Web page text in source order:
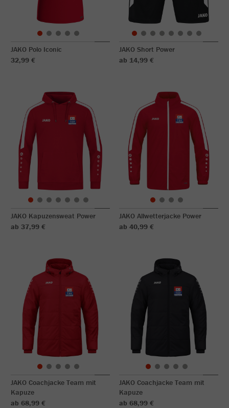
JAKO Polo Iconic
32,99 €
JAKO Short Power
ab 14,99 €
JAKO Kapuzensweat Power
ab 37,99 €
JAKO Allwetterjacke Power
ab 40,99 €
JAKO Coachjacke Team mit
Kapuze
ab 68,99 €
JAKO Coachjacke Team mit
Kapuze
ab 68,99 €